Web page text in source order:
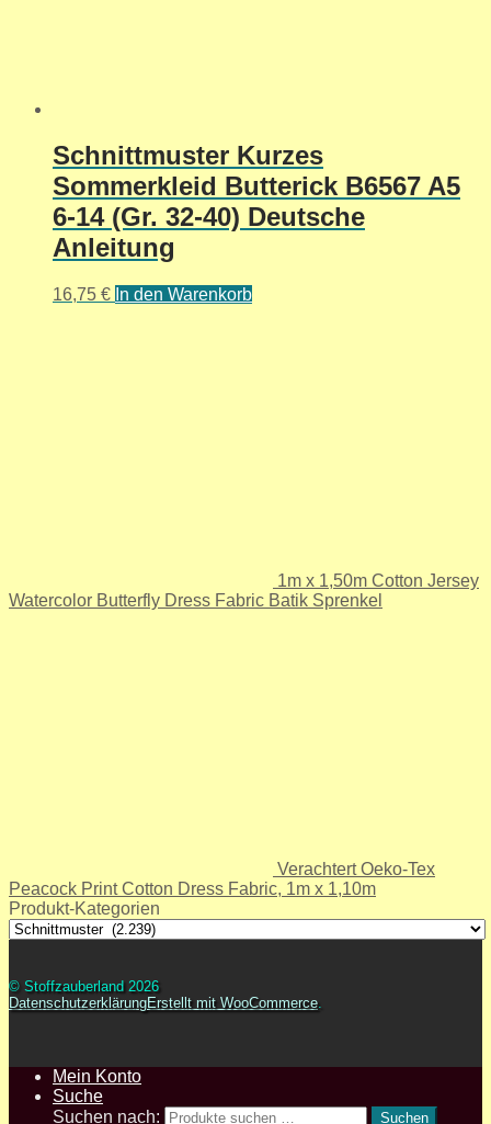
Schnittmuster Kurzes
Sommerkleid Butterick B6567 A5
6-14 (Gr. 32-40) Deutsche
Anleitung
16,75 € In den Warenkorb
1m x 1,50m Cotton Jersey
Watercolor Butterfly Dress Fabric Batik Sprenkel
Verachtert Oeko-Tex
Peacock Print Cotton Dress Fabric, 1m x 1,10m
Produkt-Kategorien
© Stoffzauberland 2026
DatenschutzerklärungErstellt mit WooCommerce.
Mein Konto
Suche
Suchen nach:
Suchen